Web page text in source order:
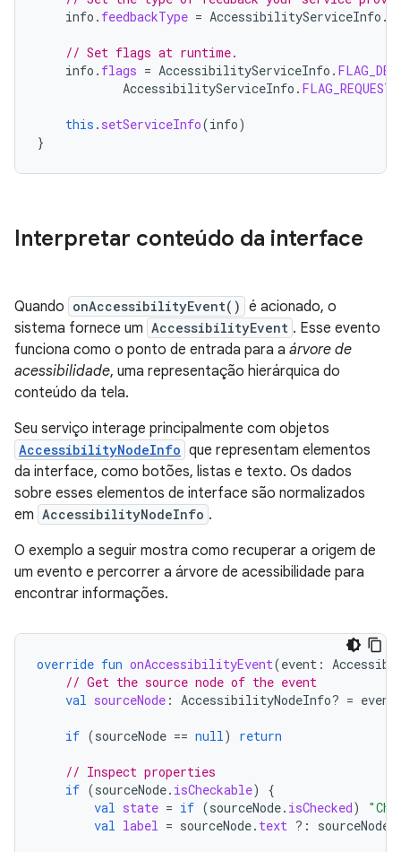
info . feedbackType = AccessibilityServiceInfo .
// Set flags at runtime.
info . flags = AccessibilityServiceInfo .
AccessibilityServiceInfo .
this . setServiceInfo(info)
}
Interpretar conteúdo da interface
Quando onAccessibilityEvent() é acionado, o
sistema fornece um AccessibilityEvent . Esse evento
funciona como o ponto de entrada para a árvore de
acessibilidade, uma representação hierárquica do
conteúdo da tela.
Seu serviço interage principalmente com objetos
AccessibilityNodeInfo que representam elementos
da interface, como botões, listas e texto. Os dados
sobre esses elementos de interface são normalizados
em AccessibilityNodeInfo .
O exemplo a seguir mostra como recuperar a origem de
um evento e percorrer a árvore de acessibilidade para
encontrar informações.
override fun onAccessibilityEvent(event :
// Get the source node of the event
val sourceNode : AccessibilityNodeInfo? = event
if (sourceNode == null) return
// Inspect properties
if (sourceNode. isCheckable)
{
val state = if (sourceNode. isChecked)
val label = sourceNode. text ?: sourceNode